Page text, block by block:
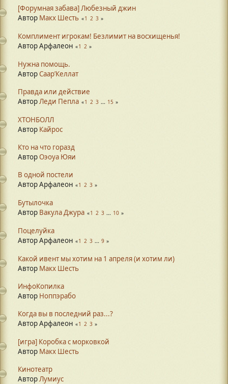
[Форумная забава] Любезный джин
Автор Макх Шесть 1 2 3
Комплимент игрокам! Безлимит на восхищенья!
Автор Арфалеон
1 2
Нужна помощь.
АвторСаар’Келлат
Правда или действие
АвторЛеди Пепла 1 2 3 ... 15
ХТОНБОЛЛ
Автор Кайрос
Кто на что горазд
АвторОэоуа Юяи
В одной постели
Автор Арфалеон
1 2 3
Бутылочка
Автор Вакула Джура 1 2 3 ... 10
Поцелуйка
Автор Арфалеон
1 2 3 ... 9
Какой ивент мы хотим на 1 апреля (и хотим ли)
Автор Макх Шесть
ИнфоКопилка
Автор Ноппэрабо
Когда вы в последний раз...?
Автор Арфалеон
1 2 3
[игра] Коробка с морковкой
Автор Макх Шесть
Кинотеатр
АвторЛумиус